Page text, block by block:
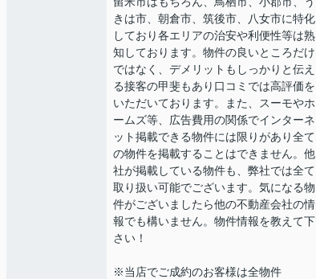
きは市、朝倉市、筑後市、八女市に特化
しており各エリアの治安や利便性等は熟
知しております。物件の良いところだけ
ではなく、デメリットもしっかりと伝え
る接客の甲斐もあり口コミでは高評価を
いただいております。また、スーモやホ
ームズ等、広告費用の関係でインターネ
ット掲載できる物件には限りがあり全て
の物件を掲載することはできません。他
社が掲載している物件も、弊社では全て
取り扱い可能でございます。気になる物
件がございましたら他の不動産会社の情
報でも構いません。物件情報を教えて下
さい！
※当店でご成約のお客様は全物件